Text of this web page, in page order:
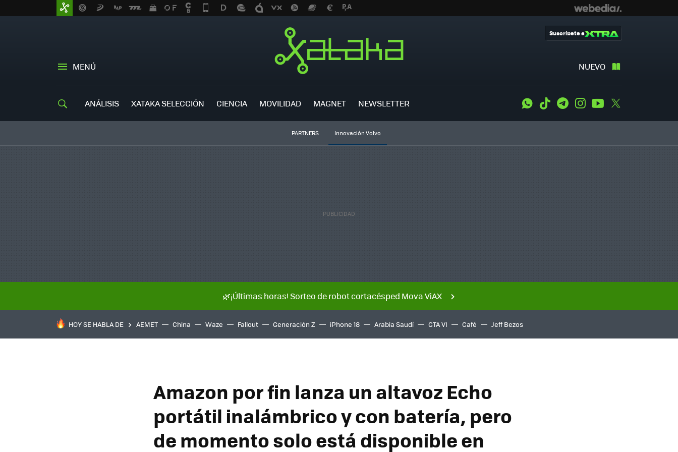
MENÚ NUEVO
Suscríbete a
ANÁLISIS XATAKA SELECCIÓN CIENCIA MOVILIDAD MAGNET NEWSLETTER WhatsApp
Tiktok TelegramInstagramYoutube
PARTNERS Innovación Volvo
🌿¡Últimas horas! Sorteo de robot cortacésped Mova ViAX
HOY SE HABLA DE AEMET China Waze Fallout Generación Z iPhone 18 Arabia Saudí GTA VI Café Jeff Bezos
Amazon por fin lanza un altavoz Echo
portátil inalámbrico y con batería, pero
de momento solo está disponible en